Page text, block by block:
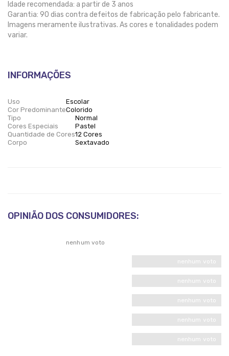
Idade recomendada: a partir de 3 anos
Garantia: 90 dias contra defeitos de fabricação pelo fabricante.
Imagens meramente ilustrativas. As cores e tonalidades podem
variar.
INFORMAÇÕES
Uso
Escolar
Cor PredominanteColorido
Tipo
Normal
Cores Especiais
Pastel
Quantidade de Cores12 Cores
Corpo
Sextavado
OPINIÃO DOS CONSUMIDORES:
nenhum voto
nenhum voto
nenhum voto
nenhum voto
nenhum voto
nenhum voto